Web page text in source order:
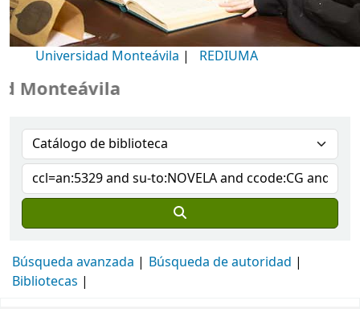
Universidad Monteávila | REDIUMA
Búsqueda avanzada
Búsqueda de autoridad
Bibliotecas